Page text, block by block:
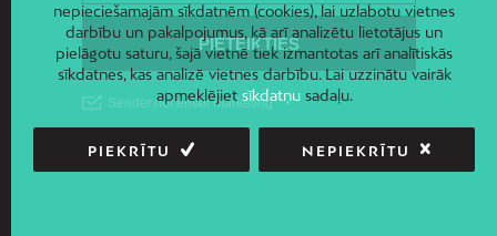
nepieciešamajām sīkdatnēm (cookies), lai uzlabotu vietnes
darbību un pakalpojumus, kā arī analizētu lietotājus un
pielāgotu saturu, šajā vietnē tiek izmantotas arī analītiskās
sīkdatnes, kas analizē vietnes darbību. Lai uzzinātu vairāk
apmeklējietsīkdatņusadaļu.
PIEKRĪTU NEPIEKRĪTU